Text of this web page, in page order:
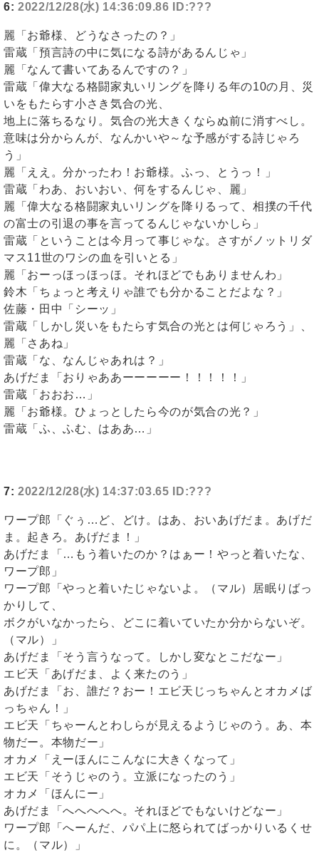
6: 2022/12/28(水) 14:36:09.86 ID:???
麗「お爺様、どうなさったの？」
雷蔵「預言詩の中に気になる詩があるんじゃ」
麗「なんて書いてあるんですの？」
雷蔵「偉大なる格闘家丸いリングを降りる年の10の月、災
いをもたらす小さき気合の光、
地上に落ちるなり。気合の光大きくならぬ前に消すべし。
意味は分からんが、なんかいや～な予感がする詩じゃろ
う」
麗「ええ。分かったわ！お爺様。ふっ、とうっ！」
雷蔵「わあ、おいおい、何をするんじゃ、麗」
麗「偉大なる格闘家丸いリングを降りるって、相撲の千代
の富士の引退の事を言ってるんじゃないかしら」
雷蔵「ということは今月って事じゃな。さすがノットリダ
マス11世のワシの血を引いとる」
麗「おーっほっほっほ。それほどでもありませんわ」
鈴木「ちょっと考えりゃ誰でも分かることだよな？」
佐藤・田中「シーッ」
雷蔵「しかし災いをもたらす気合の光とは何じゃろう」、
麗「さあね」
雷蔵「な、なんじゃあれは？」
あげだま「おりゃああーーーーー！！！！！」
雷蔵「おおお…」
麗「お爺様。ひょっとしたら今のが気合の光？」
雷蔵「ふ、ふむ、はああ…」
7: 2022/12/28(水) 14:37:03.65 ID:???
ワープ郎「ぐぅ…ど、どけ。はあ、おいあげだま。あげだ
ま。起きろ。あげだま！」
あげだま「…もう着いたのか？はぁー！やっと着いたな、
ワープ郎」
ワープ郎「やっと着いたじゃないよ。（マル）居眠りばっ
かりして、
ボクがいなかったら、どこに着いていたか分からないぞ。
（マル）」
あげだま「そう言うなって。しかし変なとこだなー」
エビ天「あげだま、よく来たのう」
あげだま「お、誰だ？おー！エビ天じっちゃんとオカメば
っちゃん！」
エビ天「ちゃーんとわしらが見えるようじゃのう。あ、本
物だー。本物だー」
オカメ「えーほんにこんなに大きくなって」
エビ天「そうじゃのう。立派になったのう」
オカメ「ほんにー」
あげだま「へへへへへ。それほどでもないけどなー」
ワープ郎「へーんだ、パパ上に怒られてばっかりいるくせ
に。（マル）」